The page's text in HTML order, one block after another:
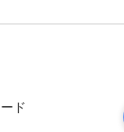
ド